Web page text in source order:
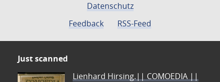
Datenschutz
Feedback
RSS-Feed
Just scanned
Lienhard Hirsing.|| COMOEDIA ||